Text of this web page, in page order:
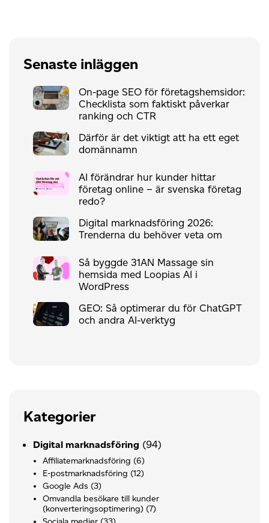
Senaste inläggen
On-page SEO för företagshemsidor:
Checklista som faktiskt påverkar
ranking och CTR
Därför är det viktigt att ha ett eget
domännamn
AI förändrar hur kunder hittar
företag online – är svenska företag
redo?
Digital marknadsföring 2026:
Trenderna du behöver veta om
Så byggde 31AN Massage sin
hemsida med Loopias AI i
WordPress
GEO: Så optimerar du för ChatGPT
och andra AI-verktyg
Kategorier
Digital marknadsföring (94)
Affiliatemarknadsföring (6)
E-postmarknadsföring (12)
Google Ads (3)
Omvandla besökare till kunder
(konverteringsoptimering) (7)